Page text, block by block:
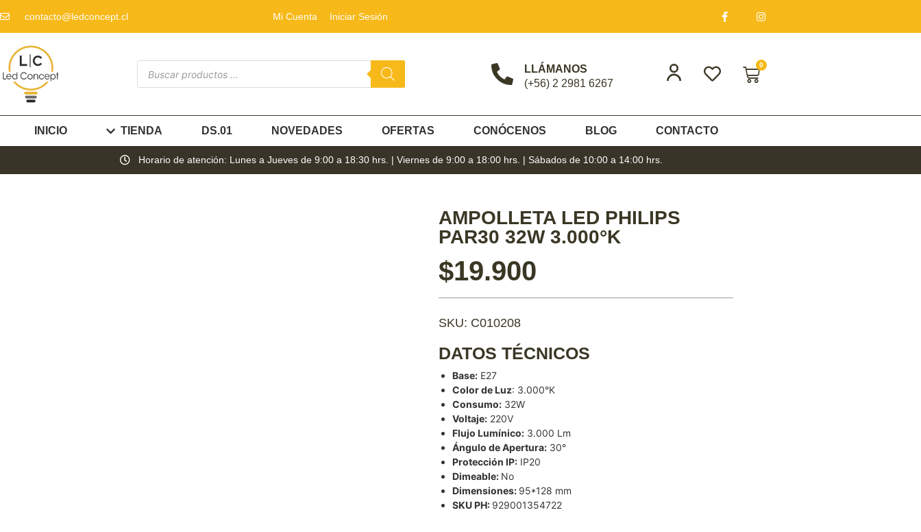
contacto@ledconcept.cl Mi Cuenta Iniciar Sesión
LLÁMANOS
(+56) 2 2981 6267
0
INICIO TIENDA DS.01 NOVEDADES OFERTAS CONÓCENOS BLOG CONTACTO
Horario de atención: Lunes a Jueves de 9:00 a 18:30 hrs. | Viernes de 9:00 a 18:00 hrs. | Sábados de 10:00 a 14:00 hrs.
AMPOLLETA LED PHILIPS
PAR30 32W 3.000°K
$19.900
SKU: C010208
DATOS TÉCNICOS
Base: E27
Color de Luz: 3.000°K
Consumo: 32W
Voltaje: 220V
Flujo Lumínico: 3.000 Lm
Ángulo de Apertura: 30°
Protección IP: IP20
Dimeable: No
Dimensiones: 95*128 mm
SKU PH: 929001354722